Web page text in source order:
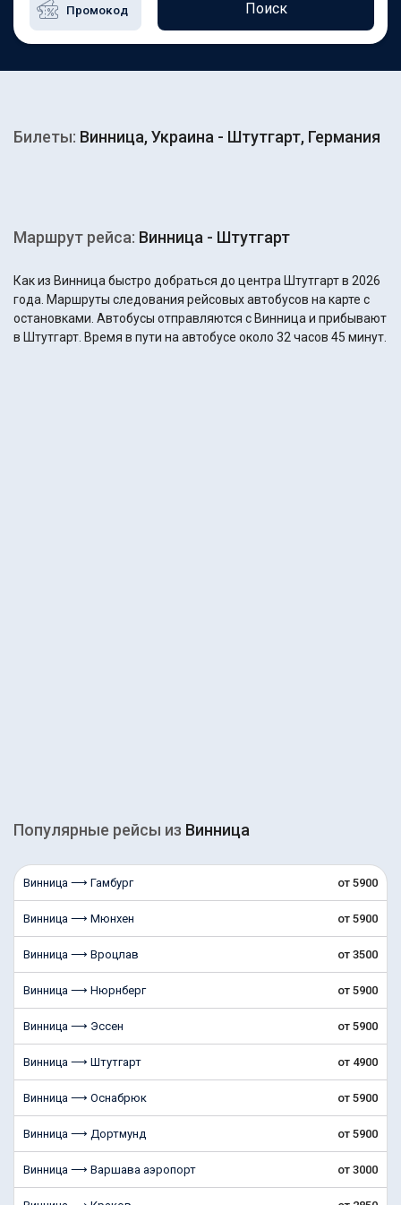
Поиск
Билеты: Винница, Украина - Штутгарт, Германия
Маршрут рейса: Винница - Штутгарт
Как из Винница быстро добраться до центра Штутгарт в 2026
года. Маршруты следования рейсовых автобусов на карте с
остановками. Автобусы отправляются с Винница и прибывают
в Штутгарт. Время в пути на автобусе около 32 часов 45 минут.
Популярные рейсы из Винница
Винница ⟶ Гамбург от 5900
Винница ⟶ Мюнхен от 5900
Винница ⟶ Вроцлав от 3500
Винница ⟶ Нюрнберг от 5900
Винница ⟶ Эссен от 5900
Винница ⟶ Штутгарт от 4900
Винница ⟶ Оснабрюк от 5900
Винница ⟶ Дортмунд от 5900
Винница ⟶ Варшава аэропорт от 3000